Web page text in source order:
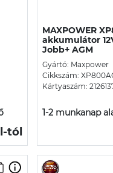
-tól
MAXPOWER
akkumulátor
Jobb+ AGM
Gyártó: Maxpower
Cikkszám:
Kártyaszám:
1-2 munkanap